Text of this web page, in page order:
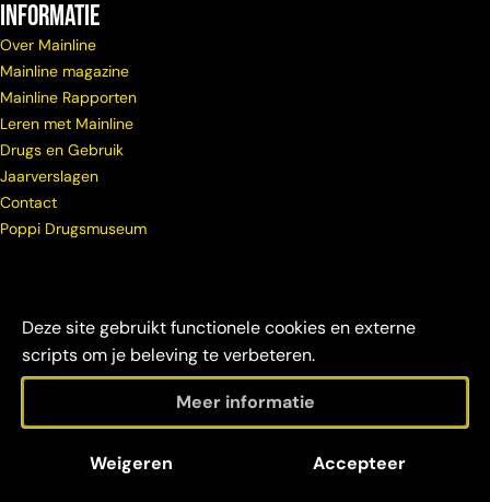
Deze site gebruikt functionele cookies en externe
scripts om je beleving te verbeteren.
Meer informatie
Weigeren Accepteer
Informatie
Over Mainline
Mainline magazine
Mainline Rapporten
Leren met Mainline
Drugs en Gebruik
Jaarverslagen
Contact
Poppi Drugsmuseum
Mainline 2026
verantwoordelijkheid
credits